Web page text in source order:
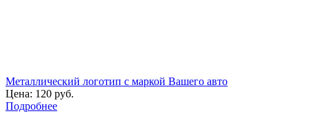
Металлический логотип с маркой Вашего авто
Цена: 120 руб.
Подробнее